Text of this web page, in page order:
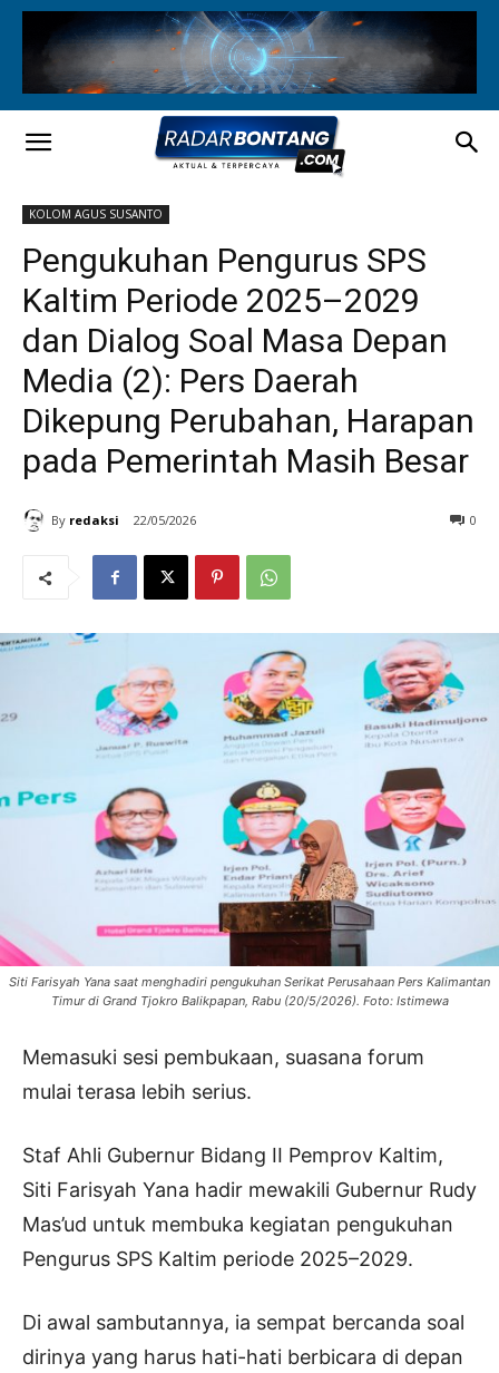
KOLOM AGUS SUSANTO
Pengukuhan Pengurus SPS
Kaltim Periode 2025–2029
dan Dialog Soal Masa Depan
Media (2): Pers Daerah
Dikepung Perubahan, Harapan
pada Pemerintah Masih Besar
By redaksi 22/05/2026 0
Siti Farisyah Yana saat menghadiri pengukuhan Serikat Perusahaan Pers Kalimantan
Timur di Grand Tjokro Balikpapan, Rabu (20/5/2026). Foto: Istimewa
Memasuki sesi pembukaan, suasana forum
mulai terasa lebih serius.
Staf Ahli Gubernur Bidang II Pemprov Kaltim,
Siti Farisyah Yana hadir mewakili Gubernur Rudy
Mas’ud untuk membuka kegiatan pengukuhan
Pengurus SPS Kaltim periode 2025–2029.
Di awal sambutannya, ia sempat bercanda soal
dirinya yang harus hati-hati berbicara di depan